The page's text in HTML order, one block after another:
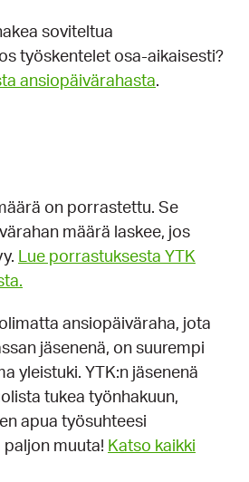
soviteltua
työskentelet osa-aikaisesti?
ansiopäivärahasta.
on porrastettu. Se
määrä laskee, jos
Lue porrastuksesta YTK
ansiopäiväraha, jota
jäsenenä, on suurempi
yleistuki. YTK:n jäsenenä
tukea työnhakuun,
apua työsuhteesi
muuta! Katso kaikki